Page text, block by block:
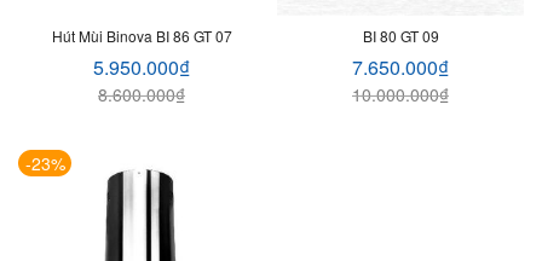
Hút Mùi Binova BI 86 GT 07
8.600.000₫
5.950.000₫
BI 80 GT 09
10.000.000₫
7.650.000₫
-23%